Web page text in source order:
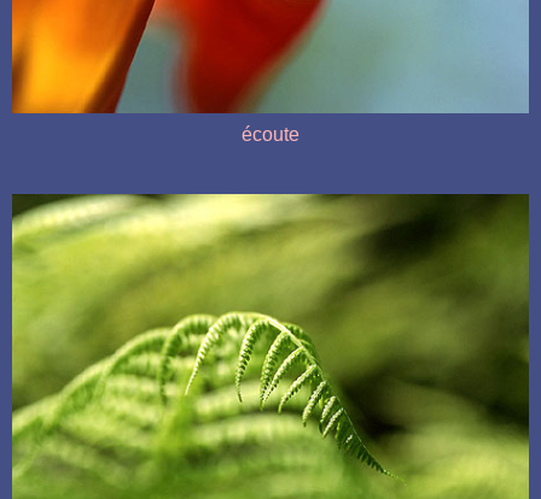
écoute